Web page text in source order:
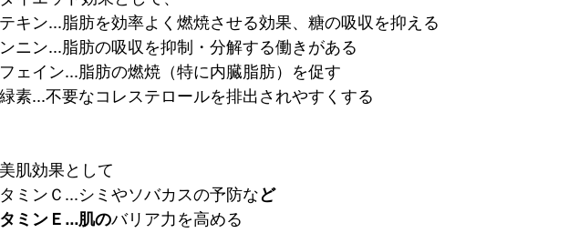
キン...脂肪を効率よく燃焼させる効果、糖の吸収を抑える
ニン...脂肪の吸収を抑制・分解する働きがある
ェイン...脂肪の燃焼（特に内臓脂肪）を促す
素...不要なコレステロールを排出されやすくする
美肌効果として
ミンＣ...シミやソバカスの予防など
ミンＥ...肌のバリア力を高める